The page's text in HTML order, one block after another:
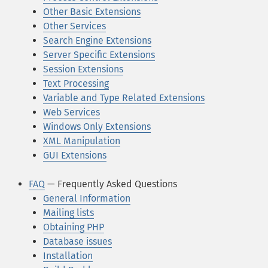
Other Basic Extensions
Other Services
Search Engine Extensions
Server Specific Extensions
Session Extensions
Text Processing
Variable and Type Related Extensions
Web Services
Windows Only Extensions
XML Manipulation
GUI Extensions
FAQ — Frequently Asked Questions
General Information
Mailing lists
Obtaining PHP
Database issues
Installation